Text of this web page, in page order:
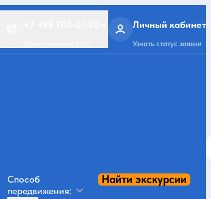
Личный кабинет
Узнать статус заявки
Способ
передвижения:
Найти экскурсии